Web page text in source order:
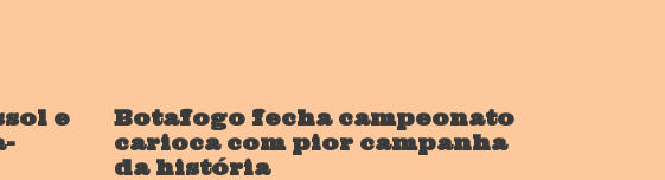
e
Botafogo fecha campeonato
carioca com pior campanha
da história